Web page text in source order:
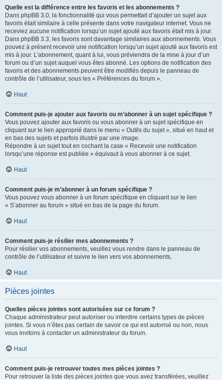
Quelle est la différence entre les favoris et les abonnements ?
Dans phpBB 3.0, la fonctionnalité qui vous permettait d’ajouter un sujet aux
favoris était similaire à celle présente dans votre navigateur internet. Vous ne
receviez aucune notification lorsqu’un sujet ajouté aux favoris était mis à jour.
Dans phpBB 3.3, les favoris sont davantage similaires aux abonnements. Vous
pouvez à présent recevoir une notification lorsqu’un sujet ajouté aux favoris est
mis à jour. L’abonnement, quant à lui, vous préviendra de la mise à jour d’un
forum ou d’un sujet auquel vous êtes abonné. Les options de notification des
favoris et des abonnements peuvent être modifiés depuis le panneau de
contrôle de l’utilisateur, sous les « Préférences du forum ».
Haut
Comment puis-je ajouter aux favoris ou m’abonner à un sujet spécifique ?
Vous pouvez ajouter aux favoris ou vous abonner à un sujet spécifique en
cliquant sur le lien approprié dans le menu « Outils du sujet », situé en haut et
en bas des sujets et parfois illustré par une image.
Répondre à un sujet tout en cochant la case « Recevoir une notification
lorsqu’une réponse est publiée » équivaut à vous abonner à ce sujet.
Haut
Comment puis-je m’abonner à un forum spécifique ?
Vous pouvez vous abonner à un forum spécifique en cliquant sur le lien
« S’abonner au forum » situé en bas de la page du forum.
Haut
Comment puis-je résilier mes abonnements ?
Pour résilier vos abonnements, veuillez vous rendre dans le panneau de
contrôle de l’utilisateur et suivre le lien vers vos abonnements.
Haut
Pièces jointes
Quelles pièces jointes sont autorisées sur ce forum ?
Chaque administrateur peut autoriser ou interdire certains types de pièces
jointes. Si vous n’êtes pas certain de savoir ce qui est autorisé ou non, nous
vous invitons à contacter un administrateur du forum.
Haut
Comment puis-je retrouver toutes mes pièces jointes ?
Pour retrouver la liste des pièces jointes que vous avez transférées, veuillez